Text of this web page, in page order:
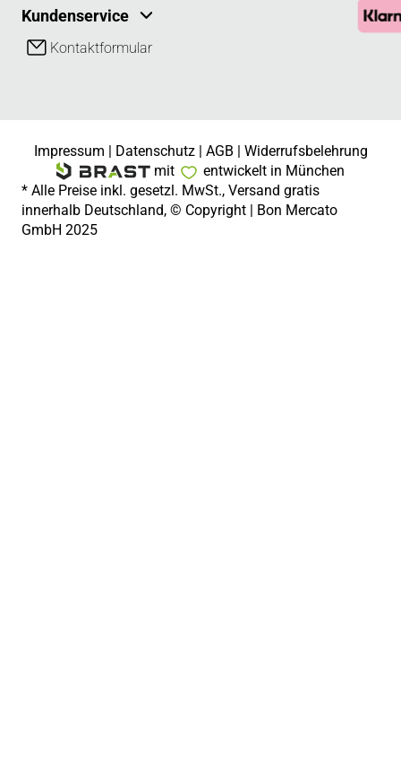
Kundenservice
Kontaktformular
Impressum | Datenschutz| AGB | Widerrufsbelehrung
mit
entwickelt in München
* Alle Preise inkl. gesetzl. MwSt., Versand gratis
innerhalb Deutschland, © Copyright | Bon Mercato
GmbH 2025